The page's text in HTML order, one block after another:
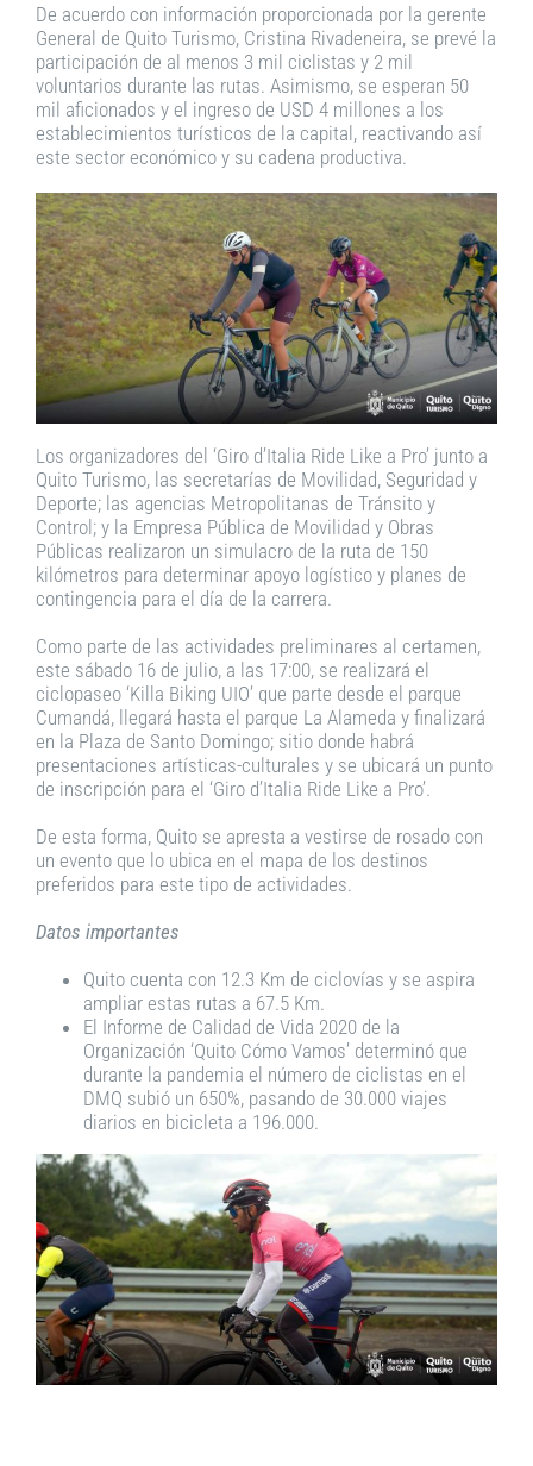
De acuerdo con información proporcionada por la gerente
General de Quito Turismo, Cristina Rivadeneira, se prevé la
participación de al menos 3 mil ciclistas y 2 mil
voluntarios durante las rutas. Asimismo, se esperan 50
mil aficionados y el ingreso de USD 4 millones a los
establecimientos turísticos de la capital, reactivando así
este sector económico y su cadena productiva.
Los organizadores del ‘Giro d’Italia Ride Like a Pro’ junto a
Quito Turismo, las secretarías de Movilidad, Seguridad y
Deporte; las agencias Metropolitanas de Tránsito y
Control; y la Empresa Pública de Movilidad y Obras
Públicas realizaron un simulacro de la ruta de 150
kilómetros para determinar apoyo logístico y planes de
contingencia para el día de la carrera.
Como parte de las actividades preliminares al certamen,
este sábado 16 de julio, a las 17:00, se realizará el
ciclopaseo ‘Killa Biking UIO’ que parte desde el parque
Cumandá, llegará hasta el parque La Alameda y finalizará
en la Plaza de Santo Domingo; sitio donde habrá
presentaciones artísticas-culturales y se ubicará un punto
de inscripción para el ‘Giro d’Italia Ride Like a Pro’.
De esta forma, Quito se apresta a vestirse de rosado con
un evento que lo ubica en el mapa de los destinos
preferidos para este tipo de actividades.
Datos importantes
Quito cuenta con 12.3 Km de ciclovías y se aspira
ampliar estas rutas a 67.5 Km.
El Informe de Calidad de Vida 2020 de la
Organización ‘Quito Cómo Vamos’ determinó que
durante la pandemia el número de ciclistas en el
DMQ subió un 650%, pasando de 30.000 viajes
diarios en bicicleta a 196.000.